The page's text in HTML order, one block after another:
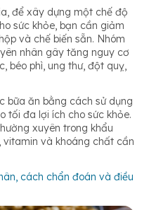
để xây dựng một chế độ
sức khỏe, bạn cần giảm
và chế biến sẵn. Nhóm
nhân gây tăng nguy cơ
béo phì, ung thư, đột quỵ,
bữa ăn bằng cách sử dụng
tối đa lợi ích cho sức khỏe.
xuyên trong khẩu
vitamin và khoáng chất cần
cách chẩn đoán và điều